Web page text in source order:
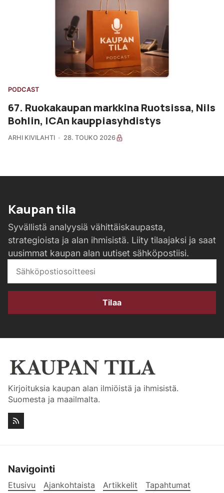
PODCAST
67. Ruokakaupan markkina Ruotsissa, Nils
Bohlin, ICAn kauppiasyhdistys
ARHI KIVILAHTI 28. TOUKO 2026
Kaupan tila
Syvällistä analyysiä vähittäiskaupasta,
strategioista ja alan ihmisistä. Liity tilaajaksi ja saat
uusimmat kaupan alan uutiset sähköpostiisi.
Tilaa
Kirjoituksia kaupan alan ilmiöistä ja ihmisistä.
Suomesta ja maailmalta.
Navigointi
Etusivu Ajankohtaista Artikkelit Tapahtumat